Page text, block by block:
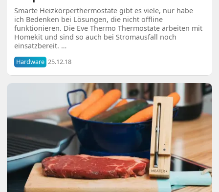
Smarte Heizkörperthermostate gibt es viele, nur habe
ich Bedenken bei Lösungen, die nicht offline
funktionieren. Die Eve Thermo Thermostate arbeiten mit
Homekit und sind so auch bei Stromausfall noch
einsatzbereit. …
Hardware 25.12.18